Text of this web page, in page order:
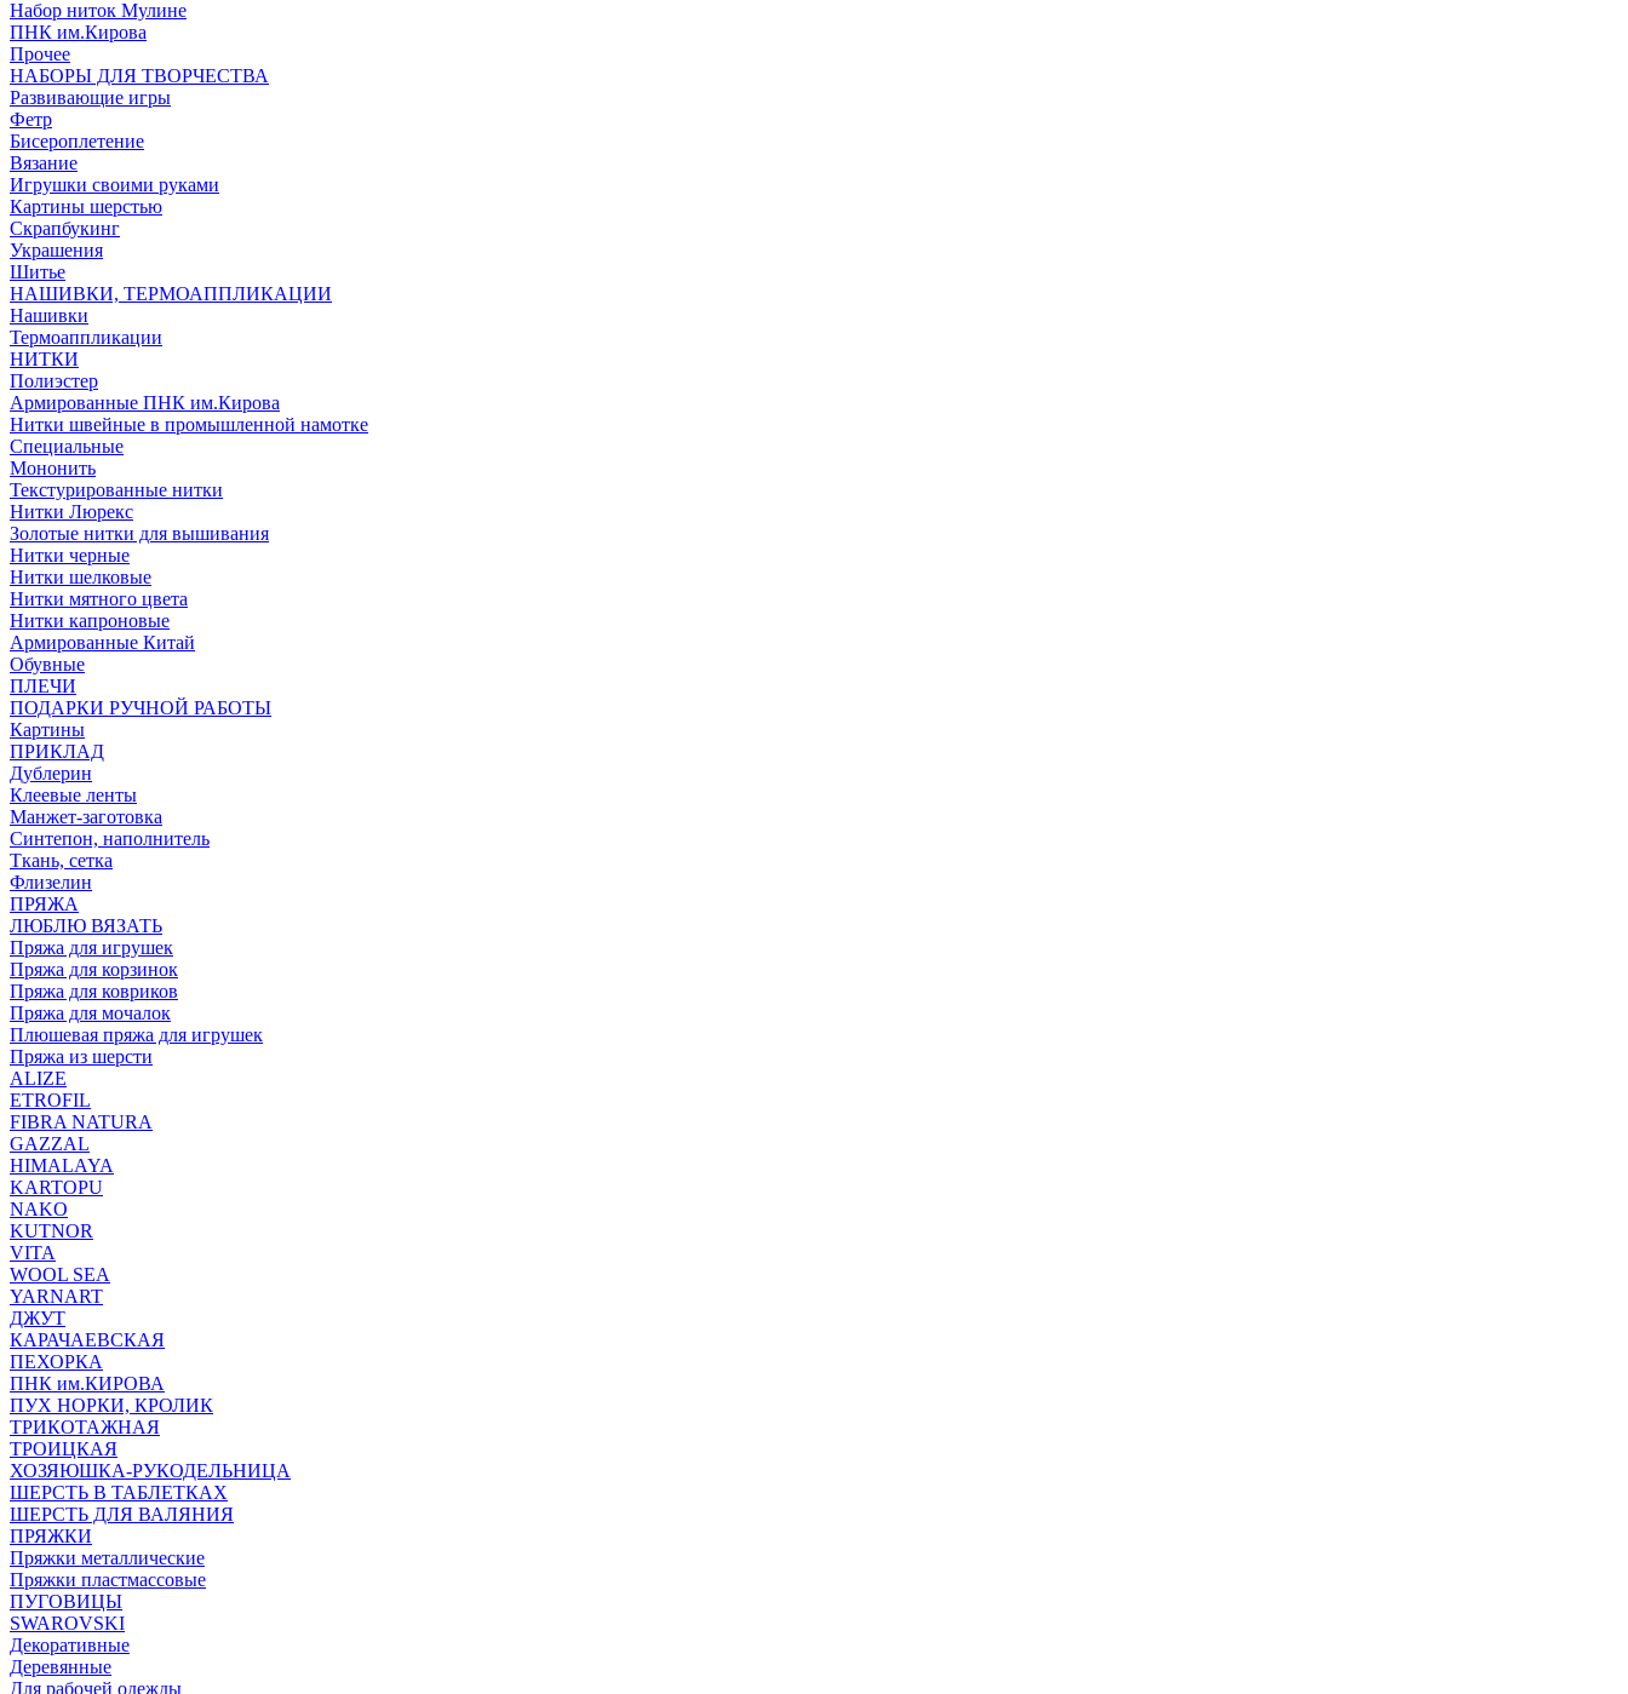
Набор ниток Мулине
ПНК им.Кирова
Прочее
НАБОРЫ ДЛЯ ТВОРЧЕСТВА
Развивающие игры
Фетр
Бисероплетение
Вязание
Игрушки своими руками
Картины шерстью
Скрапбукинг
Украшения
Шитье
НАШИВКИ, ТЕРМОАППЛИКАЦИИ
Нашивки
Термоаппликации
НИТКИ
Полиэстер
Армированные ПНК им.Кирова
Нитки швейные в промышленной намотке
Специальные
Мононить
Текстурированные нитки
Нитки Люрекс
Золотые нитки для вышивания
Нитки черные
Нитки шелковые
Нитки мятного цвета
Нитки капроновые
Армированные Китай
Обувные
ПЛЕЧИ
ПОДАРКИ РУЧНОЙ РАБОТЫ
Картины
ПРИКЛАД
Дублерин
Клеевые ленты
Манжет-заготовка
Синтепон, наполнитель
Ткань, сетка
Флизелин
ПРЯЖА
ЛЮБЛЮ ВЯЗАТЬ
Пряжа для игрушек
Пряжа для корзинок
Пряжа для ковриков
Пряжа для мочалок
Плюшевая пряжа для игрушек
Пряжа из шерсти
ALIZE
ETROFIL
FIBRA NATURA
GAZZAL
HIMALAYA
KARTOPU
NAKO
KUTNOR
VITA
WOOL SEA
YARNART
ДЖУТ
КАРАЧАЕВСКАЯ
ПЕХОРКА
ПНК им.КИРОВА
ПУХ НОРКИ, КРОЛИК
ТРИКОТАЖНАЯ
ТРОИЦКАЯ
ХОЗЯЮШКА-РУКОДЕЛЬНИЦА
ШЕРСТЬ В ТАБЛЕТКАХ
ШЕРСТЬ ДЛЯ ВАЛЯНИЯ
ПРЯЖКИ
Пряжки металлические
Пряжки пластмассовые
ПУГОВИЦЫ
SWAROVSKI
Декоративные
Деревянные
Для рабочей одежды